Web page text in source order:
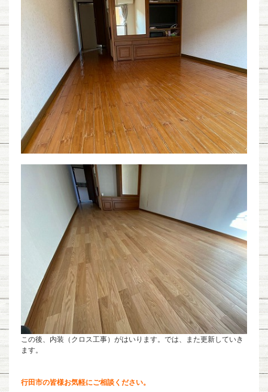
この後、内装（クロス工事）がはいります。では、また更新していき
ます。
行田市の皆様お気軽にご相談ください。